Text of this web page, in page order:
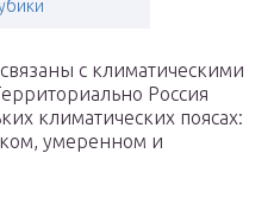
с климатическими
Россия
климатических поясах:
умеренном и